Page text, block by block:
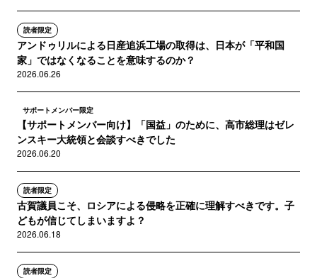
読者限定
アンドゥリルによる日産追浜工場の取得は、日本が「平和国
家」ではなくなることを意味するのか？
2026.06.26
サポートメンバー限定
【サポートメンバー向け】「国益」のために、高市総理はゼレ
ンスキー大統領と会談すべきでした
2026.06.20
読者限定
古賀議員こそ、ロシアによる侵略を正確に理解すべきです。子
どもが信じてしまいますよ？
2026.06.18
読者限定